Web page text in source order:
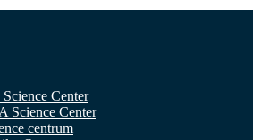
Center
Science Center
centrum